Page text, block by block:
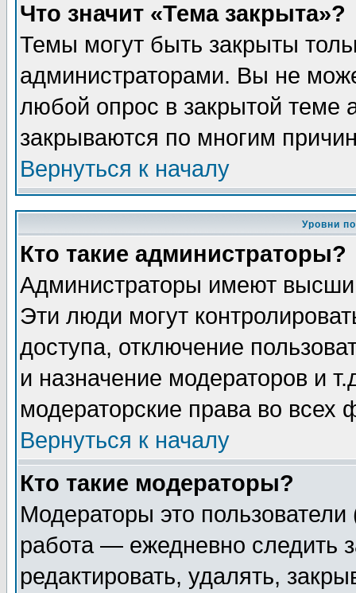
Что значит «Тема закрыта»?
Темы могут быть закрыты
администраторами. Вы не
любой опрос в закрытой теме
закрываются по многим
Вернуться к началу
Уровни
Кто такие администраторы?
Администраторы имеют
Эти люди могут
доступа, отключение
и назначение модераторов и
модераторские права во всех
Вернуться к началу
Кто такие модераторы?
Модераторы это
работа — ежедневно следить
редактировать, удалять,